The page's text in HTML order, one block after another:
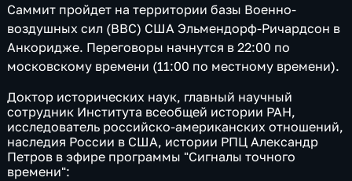
Саммит пройдет на территории базы Военно-
воздушных сил (ВВС) США Эльмендорф-Ричардсон в
Анкоридже. Переговоры начнутся в 22:00 по
московскому времени (11:00 по местному времени).
Доктор исторических наук, главный научный
сотрудник Института всеобщей истории РАН,
исследователь российско-американских отношений,
наследия России в США, истории РПЦ Александр
Петров в эфире программы "Сигналы точного
времени":